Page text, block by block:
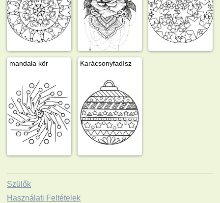
mandala kör Karácsonyfadísz
Szülők
Használati Feltételek